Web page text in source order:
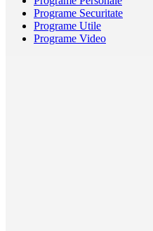
Programe Securitate
Programe Utile
Programe Video